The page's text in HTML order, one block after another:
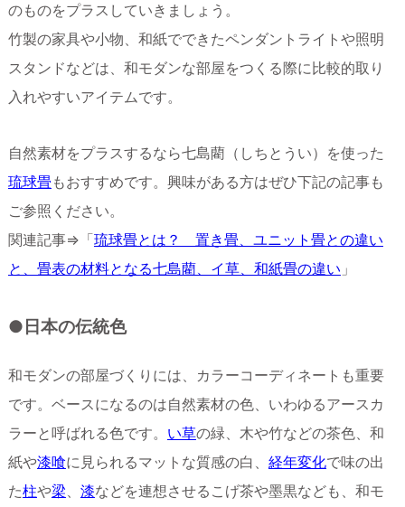
のものをプラスしていきましょう。
竹製の家具や小物、和紙でできたペンダントライトや照明
スタンドなどは、和モダンな部屋をつくる際に比較的取り
入れやすいアイテムです。
自然素材をプラスするなら七島藺（しちとうい）を使った
琉球畳 もおすすめです。興味がある方はぜひ下記の記事も
ご参照ください。
関連記事⇒「琉球畳とは？ 置き畳、ユニット畳との違い
と、畳表の材料となる七島藺、イ草、和紙畳の違い 」
●日本の伝統色
和モダンの部屋づくりには、カラーコーディネートも重要
です。ベースになるのは自然素材の色、いわゆるアースカ
ラーと呼ばれる色です。 い草の緑、木や竹などの茶色、和
紙や漆喰に見られるマットな質感の白、 経年変化で味の出
た柱や梁 漆などを連想させるこげ茶や墨黒なども、和モ